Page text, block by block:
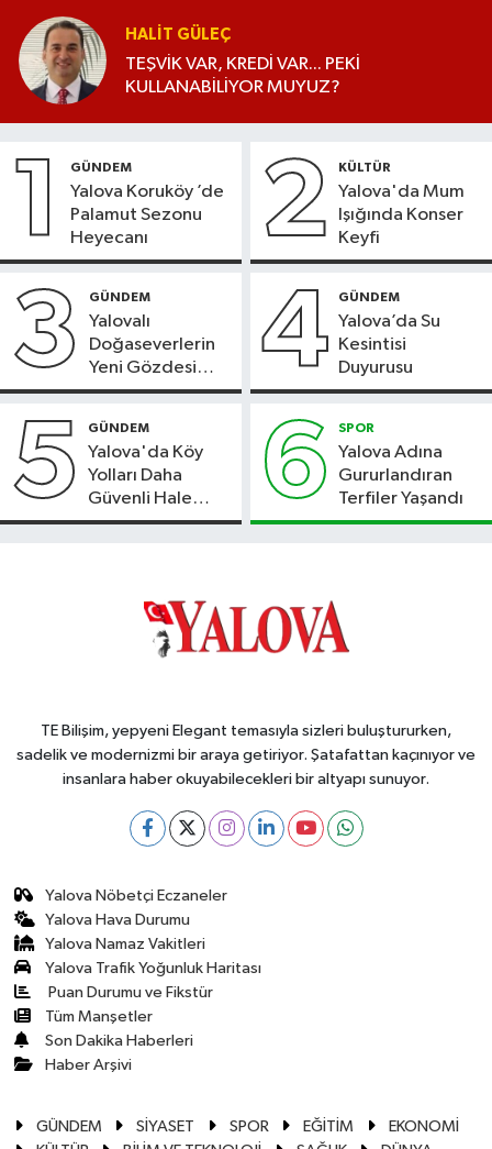
HALIT GÜLEÇ
TEŞVİK VAR, KREDİ VAR... PEKİ
KULLANABİLİYOR MUYUZ?
1 GÜNDEM
Yalova Koruköy ’de
Palamut Sezonu
Heyecanı
2 KÜLTÜR
Yalova'da Mum
Işığında Konser
Keyfi
3 GÜNDEM
Yalovalı
Doğaseverlerin
Yeni Gözdesi
Bolu'daki Meyve
4 GÜNDEM
Yalova’da Su
Kesintisi
Duyurusu
5 GÜNDEM
Yalova'da Köy
Yolları Daha
Güvenli Hale
Geliyor
6 SPOR
Yalova Adına
Gururlandıran
Terfiler Yaşandı
TE Bilişim, yepyeni Elegant temasıyla sizleri buluştururken,
sadelik ve modernizmi bir araya getiriyor. Şatafattan kaçınıyor ve
insanlara haber okuyabilecekleri bir altyapı sunuyor.
Yalova Nöbetçi Eczaneler
Yalova Hava Durumu
Yalova Namaz Vakitleri
Yalova Trafik Yoğunluk Haritası
Puan Durumu ve Fikstür
Tüm Manşetler
Son Dakika Haberleri
Haber Arşivi
GÜNDEM SİYASET SPOR EĞİTİM
EKONOMİ